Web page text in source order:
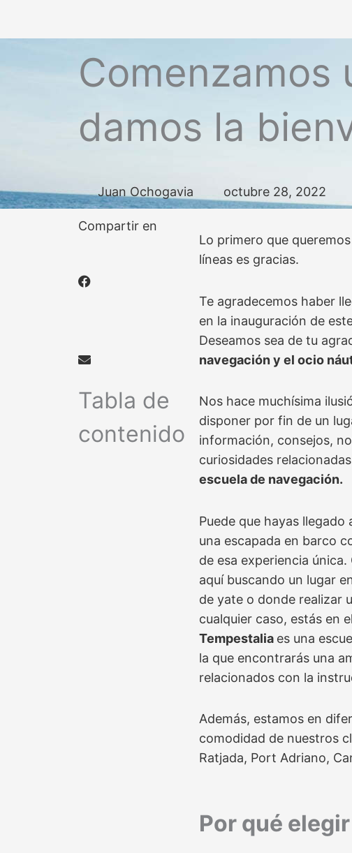
Comenzamos
damos la
Juan Ochogavia octubre 28, 2022
Compartir en
Tabla de
contenido
Lo primero que
líneas es gracias.
Te agradecemos haber
en la inauguración de
Deseamos sea de tu
navegación y el ocio
Nos hace muchísima
disponer por fin de un
información, consejos,
curiosidades
escuela de navegación.
Puede que hayas
una escapada en barco
de esa experiencia
aquí buscando un lugar
de yate o donde realizar
cualquier caso, estás en
Tempestalia es una
la que encontrarás una
relacionados con la
Además, estamos en
comodidad de nuestros
Ratjada, Port Adriano,
Por qué